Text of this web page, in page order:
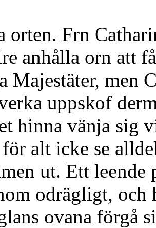
orten. Frn
anhålla orn att
Majestäter, men
uppskof
hinna vänja sig
för alt icke se
ut. Ett leende
odrägligt, och
ovana förgå